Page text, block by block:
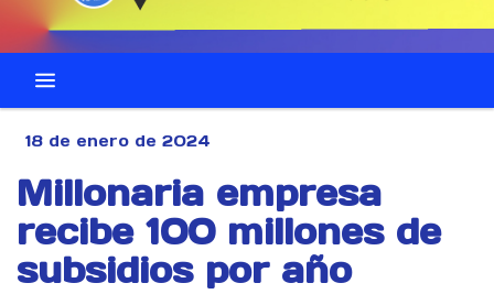
18 de enero de 2024
Millonaria empresa
recibe 100 millones de
subsidios por año